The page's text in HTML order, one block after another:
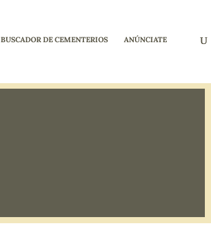
BUSCADOR DE CEMENTERIOS ANÚNCIATE